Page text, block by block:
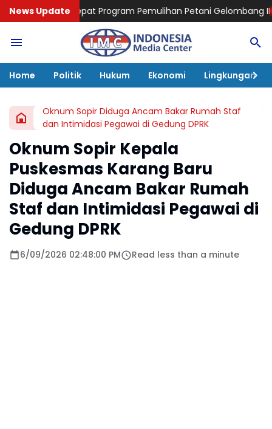
News Update
Program Pemulihan Petani Gelombang II Advokat dan
Home Politik Hukum Ekonomi Lingkungan
Oknum Sopir Diduga Ancam Bakar Rumah Staf
dan Intimidasi Pegawai di Gedung DPRK
Oknum Sopir Kepala
Puskesmas Karang Baru
Diduga Ancam Bakar Rumah
Staf dan Intimidasi Pegawai di
Gedung DPRK
6/09/2026 02:48:00 PM Read less than a minute